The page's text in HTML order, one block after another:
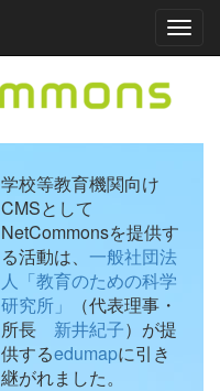
学校等教育機関向け
CMSとして
NetCommonsを提供す
る活動は、 一般社団法
人「教育のための科学
研究所」
（代表理事・
所長 新井紀子）が提
供するedumapに引き
継がれました。